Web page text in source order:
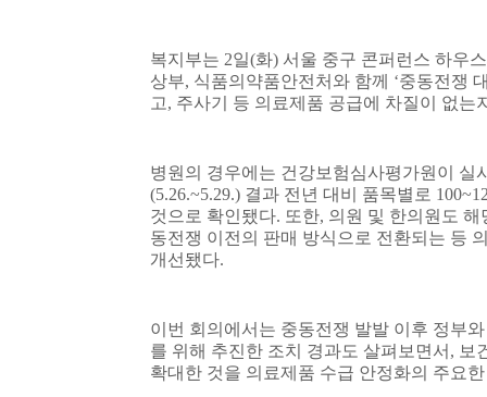
복지부는 2일(화) 서울 중구 콘퍼런스 하우
상부, 식품의약품안전처와 함께 ‘중동전쟁
고, 주사기 등 의료제품 공급에 차질이 없는
병원의 경우에는 건강보험심사평가원이 실
(5.26.~5.29.) 결과 전년 대비 품목별로
것으로 확인됐다. 또한, 의원 및 한의원도
동전쟁 이전의 판매 방식으로 전환되는 등
개선됐다.
이번 회의에서는 중동전쟁 발발 이후 정부
를 위해 추진한 조치 경과도 살펴보면서 , 보
확대한 것을 의료제품 수급 안정화의 주요